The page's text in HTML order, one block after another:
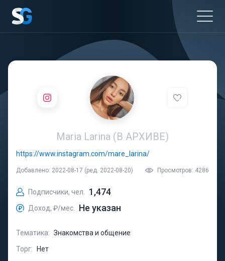
Maria Larina (В АРХИВЕ)
https://www.instagram.com/mare_larina/
Добавлено: 2022-08-17 (ред. 2022-08-20) Просмотров: 4286
Подписчики, чел. 1,474
Доход, ₽/мес. Не указан
Тематика: Знакомства и общение
Торг:
Нет